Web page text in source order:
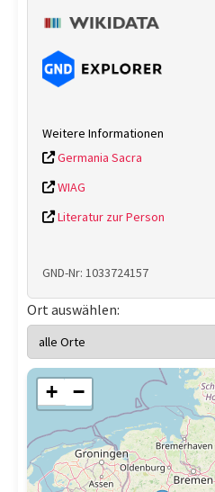
Weitere Informationen
Germania Sacra
WIAG
Literatur zur Person
GND-Nr: 1033724157
Ort auswählen:
+ −